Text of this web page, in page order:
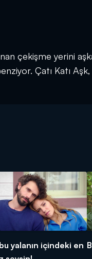
çekişme yerini
Çatı Katı Aşk,
yalanın içindeki en